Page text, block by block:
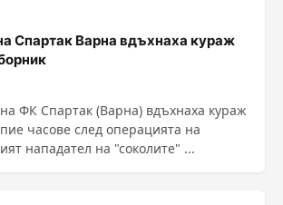
Спартак Варна вдъхнаха кураж
ФК Спартак (Варна) вдъхнаха кураж
часове след операцията на
Младият нападател на "соколите" ...